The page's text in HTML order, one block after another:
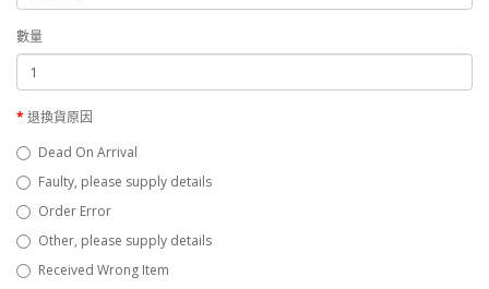
數量
退換貨原因
Dead On Arrival
Faulty, please supply details
Order Error
Other, please supply details
Received Wrong Item